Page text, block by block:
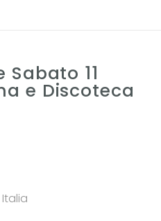
11
e Discoteca